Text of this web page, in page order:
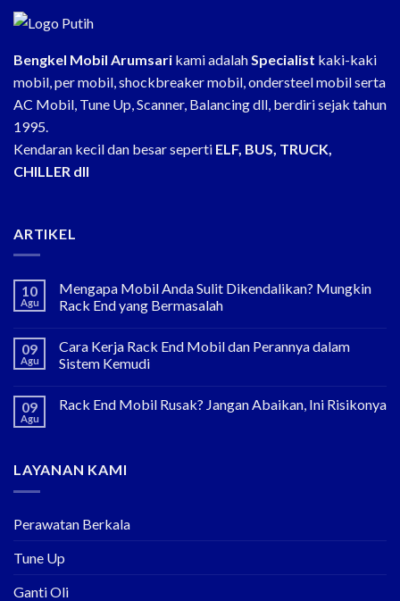
Bengkel Mobil Arumsari kami adalahSpecialist kaki-kaki
mobil, per mobil, shockbreaker mobil, ondersteel mobil serta
AC Mobil, Tune Up, Scanner, Balancing dll, berdiri sejak tahun
1995.
Kendaran kecil dan besar seperti ELF, BUS, TRUCK,
CHILLER dll
ARTIKEL
10
Agu
Mengapa Mobil Anda Sulit Dikendalikan? Mungkin
Rack End yang Bermasalah
09
Agu
Cara Kerja Rack End Mobil dan Perannya dalam
Sistem Kemudi
09
Agu
Rack End Mobil Rusak? Jangan Abaikan, Ini Risikonya
LAYANAN KAMI
Perawatan Berkala
Tune Up
Ganti Oli